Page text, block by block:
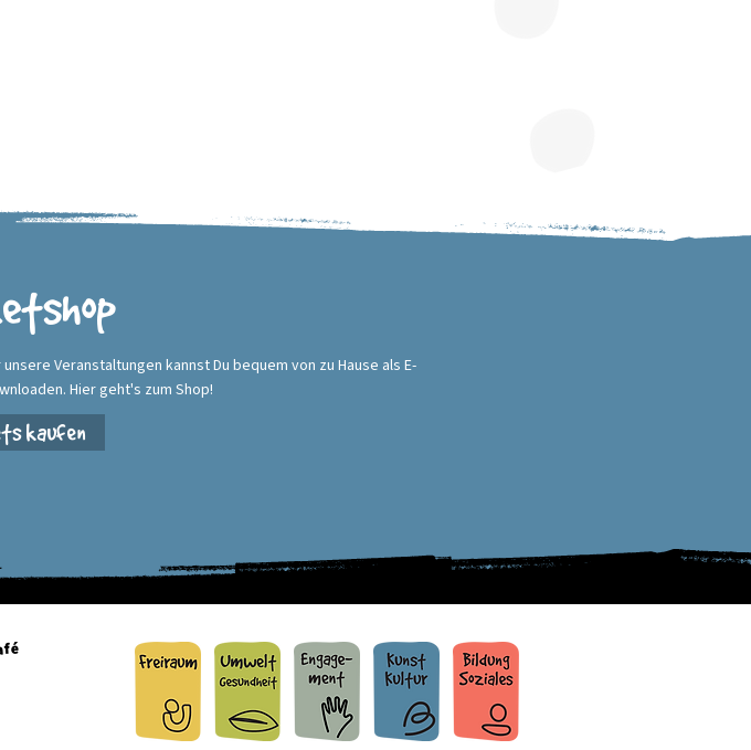
Veranstaltungen kannst Du bequem von zu Hause als E-
Hier geht's zum Shop!
kaufen